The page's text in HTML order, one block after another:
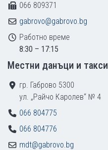
066 809371
gabrovo@gabrovo.bg
Работно време
8:30 – 17:15
Местни данъци и такси
гр. Габрово 5300
ул. „Райчо Каролев“ № 4
066 804775
066 804776
mdt@gabrovo.bg